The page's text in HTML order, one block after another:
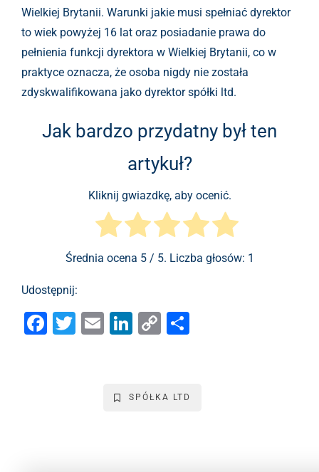
Wielkiej Brytanii. Warunki jakie musi spełniać dyrektor
to wiek powyżej 16 lat oraz posiadanie prawa do
pełnienia funkcji dyrektora w Wielkiej Brytanii, co w
praktyce oznacza, że osoba nigdy nie została
zdyskwalifikowana jako dyrektor spółki ltd.
Jak bardzo przydatny był ten
artykuł?
Kliknij gwiazdkę, aby ocenić.
Średnia ocena 5/ 5. Liczba głosów: 1
Udostępnij:
F
T
E
Li
e
C
y
SPÓŁKA LTD